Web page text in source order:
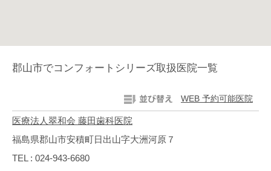
郡山市でコンフォートシリーズ取扱医院一覧
WEB 予約可能医院
医療法人翠和会 藤田歯科医院
福島県郡山市安積町日出山字大洲河原７
TEL : 024-943-6680